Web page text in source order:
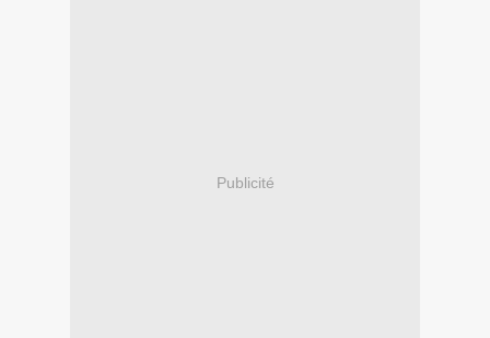
Publicité